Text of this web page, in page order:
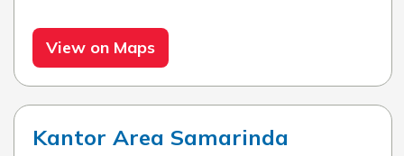
View on Maps
Kantor Area Samarinda